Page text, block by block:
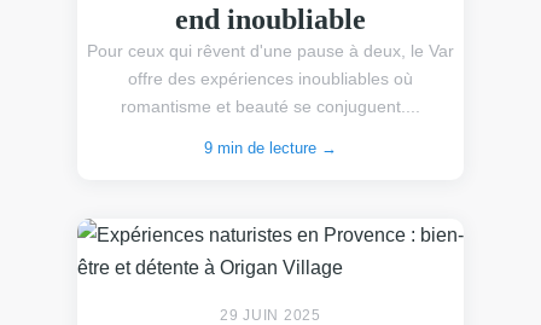
end inoubliable
Pour ceux qui rêvent d'une pause à deux, le Var
offre des expériences inoubliables où
romantisme et beauté se conjuguent....
9 min de lecture →
29 JUIN 2025